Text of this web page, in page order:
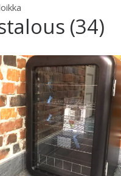
(34)